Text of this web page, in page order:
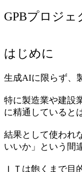
GPBプロジ
はじめに
生成AIに限らず、
特に製造業や建設
に精通していると
結果として使われ
いいか」という間
ＩＴは飽くまで